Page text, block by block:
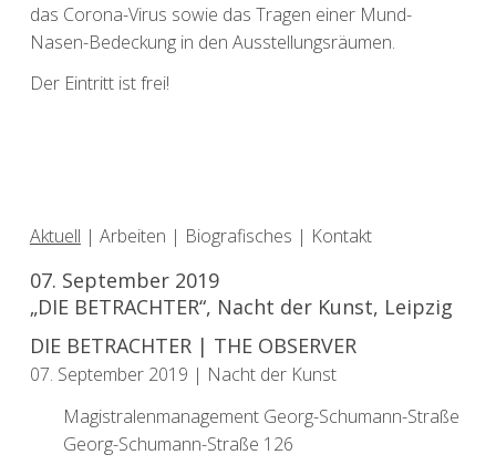
das Corona-Virus sowie das Tragen einer Mund-
Nasen-Bedeckung in den Ausstellungsräumen.
Der Eintritt ist frei!
Aktuell | Arbeiten | Biografisches | Kontakt
07. September 2019
„DIE BETRACHTER“, Nacht der Kunst, Leipzig
DIE BETRACHTER | THE OBSERVER
07. September 2019 | Nacht der Kunst
Magistralenmanagement Georg-Schumann-Straße
Georg-Schumann-Straße 126